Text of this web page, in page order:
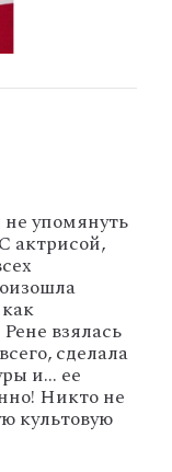
не упомянуть
актрисой,
взялась
сделала
и… ее
Никто не
культовую